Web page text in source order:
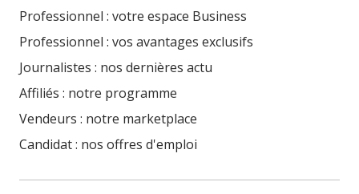
Professionnel : votre espace Business
Professionnel : vos avantages exclusifs
Journalistes : nos dernières actu
Affiliés : notre programme
Vendeurs : notre marketplace
Candidat : nos offres d'emploi